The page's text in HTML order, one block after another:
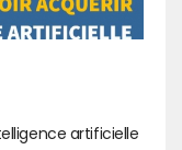
artificielle